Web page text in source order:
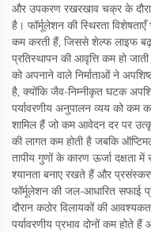
और उपकरण रखरखाव चक्र के
है। फॉर्मूलेशन की स्थिरता
कम करती हैं, जिससे शेल्फ लाइफ बढ़
प्रतिस्थापन की आवृत्ति कम हो
को अपनाने वाले निर्माताओं ने
है, क्योंकि जैव-निम्नीकृत घटक
पर्यावरणीय अनुपालन व्यय को कम
शामिल हैं जो कम आवेदन दर पर
की लागत कम होती है जबकि
तापीय गुणों के कारण ऊर्जा दक्षता में
श्यानता बनाए रखते हैं और
फॉर्मूलेशन की जल-आधारित सफाई
दौरान कठोर विलायकों की
पर्यावरणीय प्रभाव दोनों कम होते